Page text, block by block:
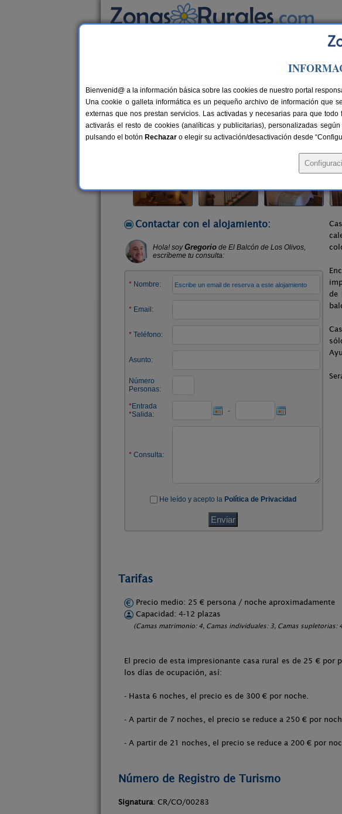
Busca por
> El Balcón de Los
El Balcón de Los Olivos
Casa Rural en Luque (Córdoba)
Alquiler completo y por habitaciones 4-12 plazas
Contactar con el alojamiento:
de
Tarifas
Precio medio: 25 € persona / noche aproximadamente
Capacidad: 4-12 plazas
(Camas matrimonio: 4, Camas individuales: 3, Camas supletorias:
El precio de esta impresionante casa rural es de 25 € por
los días de ocupación, así:
- Hasta 6 noches, el precio es de 300 € por noche.
- A partir de 7 noches, el precio se reduce a 250 € por
- A partir de 21 noches, el precio se reduce a 200 € por
Número de Registro de Turismo
Signatura: CR/CO/00283
Bienvenid@ a la información básica sobre las cookies de nuestro portal
Una cookie o galleta informática es un pequeño archivo de información que
externas que nos prestan servicios. Las activadas y necesarias para que
activarás el resto de cookies (analíticas y publicitarias), personalizadas
pulsando el botón Rechazar o elegir su activación/desactivación desde